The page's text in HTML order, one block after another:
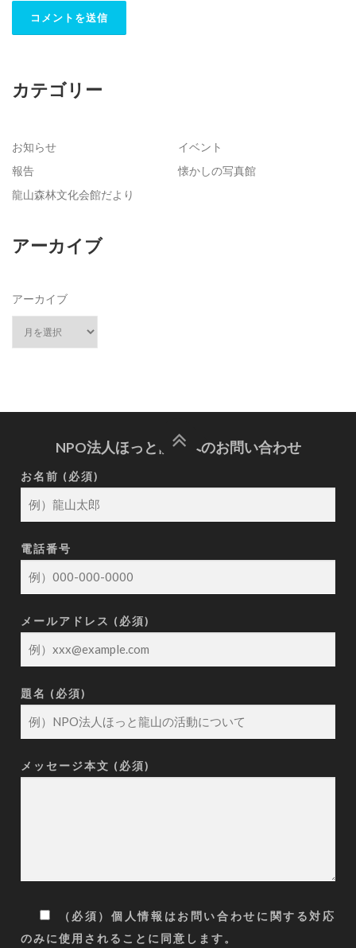
カテゴリー
お知らせ
イベント
報告
懐かしの写真館
龍山森林文化会館だより
アーカイブ
アーカイブ
NPO法人ほっと龍山へのお問い合わせ
お名前 (必須)
電話番号
メールアドレス (必須)
題名 (必須)
メッセージ本文 (必須)
（必須）個人情報はお問い合わせに関する対応
のみに使用されることに同意します。